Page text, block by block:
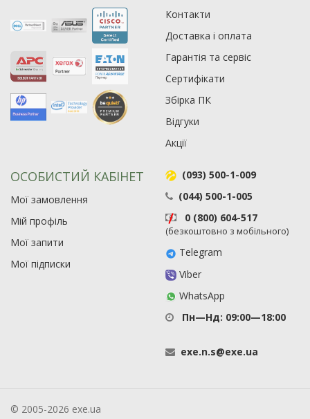
Контакти
Доставка і оплата
Гарантія та сервіс
Сертифікати
Збірка ПК
Відгуки
Акції
ОСОБИСТИЙ КАБІНЕТ
Мої замовлення
Мій профіль
Мої запити
Мої підписки
(093) 500-1-009
(044) 500-1-005
0 (800) 604-517
(безкоштовно з мобільного)
Telegram
Viber
WhatsApp
Пн—Нд: 09:00—18:00
exe.n.s@exe.ua
© 2005-2026 exe.ua